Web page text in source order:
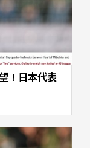
！日本代表